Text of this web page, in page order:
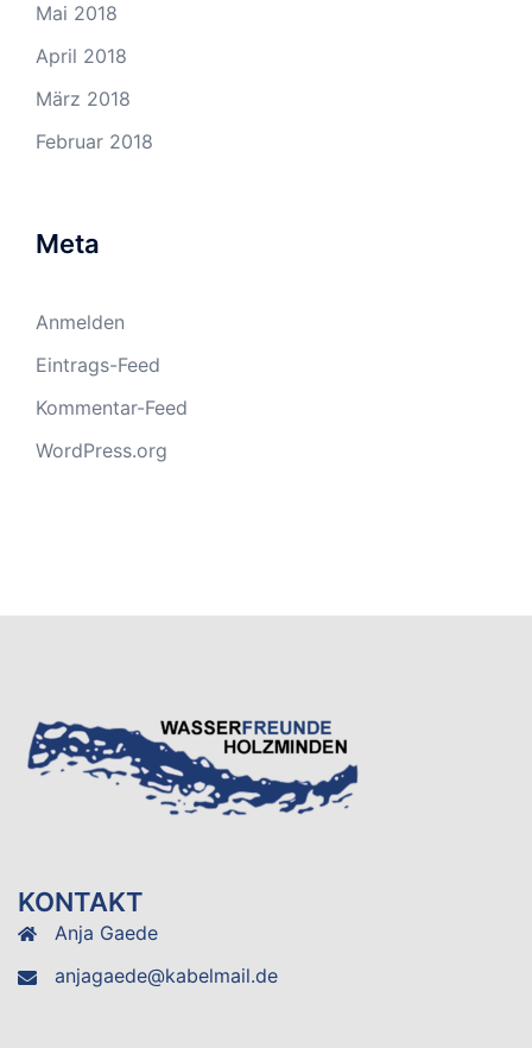
Mai 2018
April 2018
März 2018
Februar 2018
Meta
Anmelden
Eintrags-Feed
Kommentar-Feed
WordPress.org
KONTAKT
Anja Gaede
anjagaede@kabelmail.de